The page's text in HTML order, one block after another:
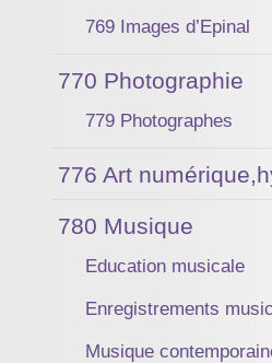
769 Images d’Epinal
770 Photographie
779 Photographes
776 Art
780 Musique
Education musicale
Enregistrements
Musique